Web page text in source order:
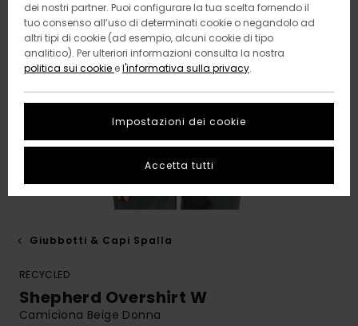
Giubbotti & Capi Spalla
RECYCLED
Shepherd Overshirt W
Camiciona Beige Donna
dei nostri partner. Puoi configurare la tua scelta fornendo il
tuo consenso all’uso di determinati cookie o negandolo ad
altri tipi di cookie (ad esempio, alcuni cookie di tipo
analitico). Per ulteriori informazioni consulta la nostra
politica sui cookie el'informativa sulla privacy.
Impostazioni dei cookie
Accetta tutti